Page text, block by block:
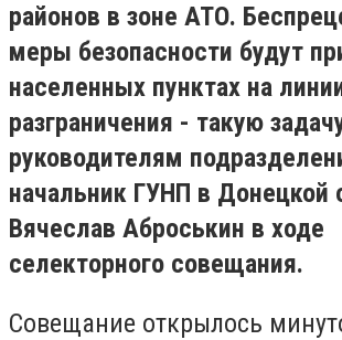
районов в зоне АТО.
меры безопасности будут
населенных пунктах на
разграничения - такую
руководителям
начальник ГУНП в Донецкой
Вячеслав Аброськин в ходе
селекторного совещания.
Совещание открылось